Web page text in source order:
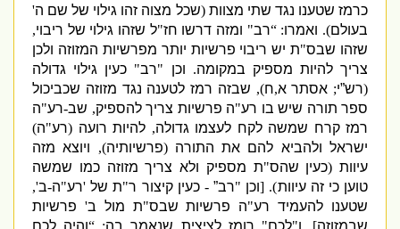
כרמז שטענו נגד שתי מצוות(שכל מצוה זהו גילוי של שם ה
בעולם).ואמרו: “רב"ומזה דרשו חז"ל שזהו גילוי של ריבוי,
שזהו שבס"ת יש ריבוי פרשיות יותר מפרשיות המזוזה ולכן
צריך להיות מספיק במקומה.וכן" רב"כעין גילוי גדולה
רש”י;אסתר א ח),שבזה רמז לטענה נגד מזוזה שכביכול
ספר תורה שיש בו רע"ה פרשיות צריך להספיק,שב-רע"ה
רמז קרח שמשה לקח לעצמו גדולה,להיות רועה(רע"ה)
ישראל ולהביא להם את התורה(פרשיותיה),ויוצא מזה
עיוות(כעין שהס"ת מספיק ולא צריך מזוזה כמו שמשה
טוען כי זה עיוות). [וכן"רב”- כעין קיצור ר" ת של'רע"ה-ב',
שטענו להעמיד רע"ה פרשיות שבס"ת מול ב 'פרשיות
שבמזוזה].ו" לכם"רומז לציצית שנאמר בה: “ והיה לכם